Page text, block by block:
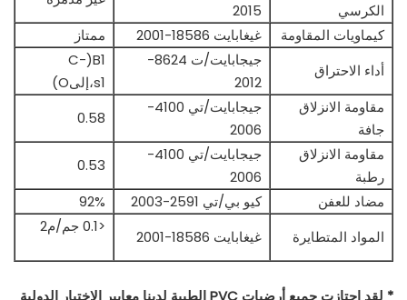
الكرسي
2015
كيماويات المقاومة
غيغابايت 18586-2001
ممتاز
أداء الاحتراق
جيجابايت/ت 8624-
2012
B1(C-
s1،إلىO)
مقاومة الانزلاق
جافة
جيجابايت/تي 4100-
2006
0.58
مقاومة الانزلاق
رطبة
جيجابايت/تي 4100-
2006
0.53
مضاد للعفن
كيو بي/تي 2591-2003
92%
المواد المتطايرة
غيغابايت 18586-2001
<0.1 جم/م2
* لقد اجتازت جميع أرضيات PVC الطبية لدينا معايير الاختبار الدولية